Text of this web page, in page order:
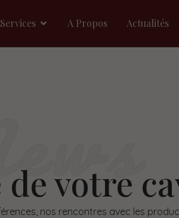
Services A Propos Actualités
votre
nos rencontres avec les